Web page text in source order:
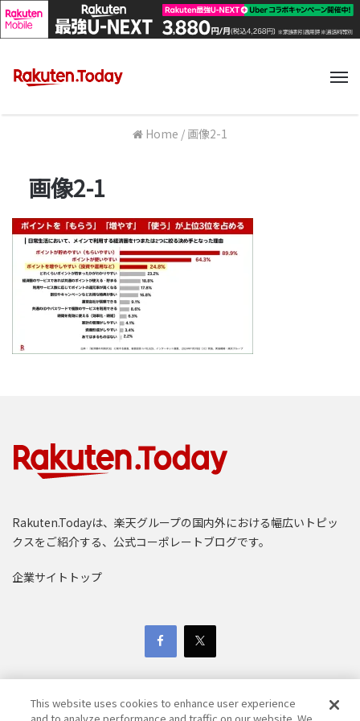
Home / 画像2-1
画像2-1
Rakuten.Todayは、楽天グループの国内外における幅広いトピッ
クスをご紹介する、公式コーポレートブログです。
企業サイトトップ
This website uses cookies to enhance user experience